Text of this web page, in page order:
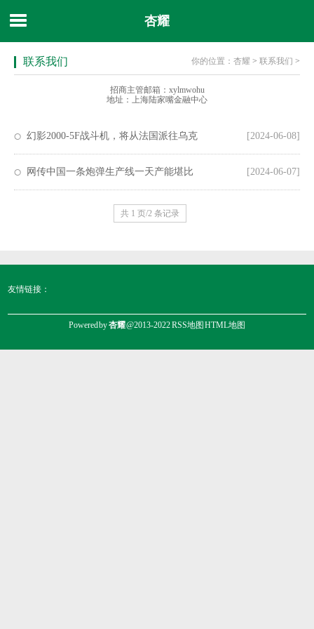
杏耀
联系我们 你的位置： 杏耀 > 联系我们 >
招商主管邮箱：xylmwohu
地址：上海陆家嘴金融中心
幻影2000-5F战斗机，将从法国派往乌克
兰 此前，乌克兰空军宣布将
[2024-06-08]
网传中国一条炮弹生产线一天产能堪比
美国一年？这个说法太负责了
[2024-06-07]
共 1 页/2 条记录
友情链接：
Powered by杏耀@2013-2022RSS地图 HTML地图